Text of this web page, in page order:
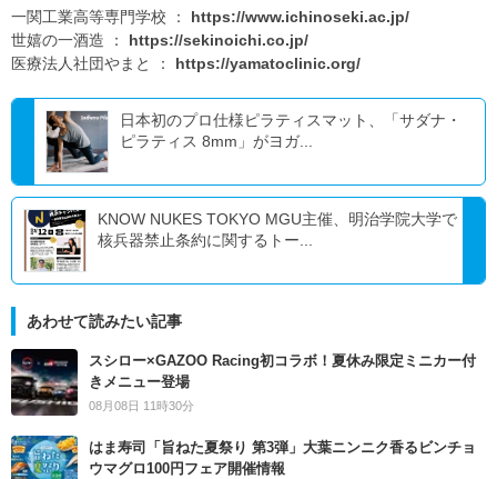
一関工業高等専門学校 ： https://www.ichinoseki.ac.jp/
世嬉の一酒造 ： https://sekinoichi.co.jp/
医療法人社団やまと ： https://yamatoclinic.org/
日本初のプロ仕様ピラティスマット、「サダナ・
ピラティス 8mm」がヨガ...
KNOW NUKES TOKYO MGU主催、明治学院大学で
核兵器禁止条約に関するトー...
あわせて読みたい記事
スシロー×GAZOO Racing初コラボ！夏休み限定ミニカー付
きメニュー登場
08月08日 11時30分
はま寿司「旨ねた夏祭り 第3弾」大葉ニンニク香るビンチョ
ウマグロ100円フェア開催情報